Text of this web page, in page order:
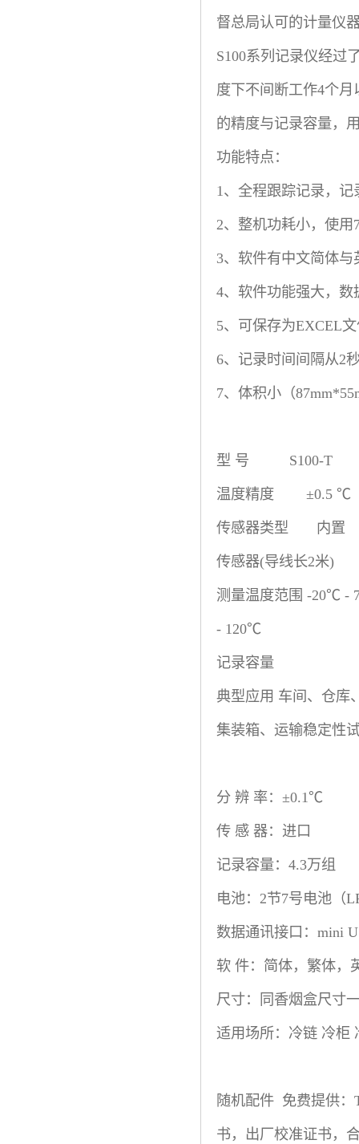
督总局认可的计量仪
S100系列记录仪经过
度下不间断工作4个月
的精度与记录容量，
功能特点：
1、全程跟踪记录，记
2、整机功耗小，使
3、软件有中文简体
4、软件功能强大，数
5、可保存为EXCEL
6、记录时间间隔从2
7、体积小（
型 号 S100-T
温度精度 ±0.5
传感器类型 内置
传感器(导线长2米)
测量温度范围 -
- 120℃
记录容量
典型应用 车间、仓库
集装箱、运输稳定性
分 辨 率：±0.1℃
传 感 器：进口
记录容量：4.3万组
电池：2节7号电池（
数据通讯接口：mini
软 件：简体，繁体，
尺寸：同香烟盒尺寸
适用场所：冷链 冷柜
随机配件 免费提供：
书，出厂校准证书，